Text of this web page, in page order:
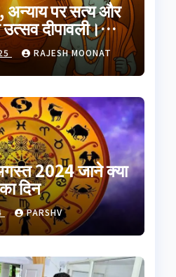
अन्याय पर सत्य और
दीपावली।
यह त्योहार
है
RAJESH MOONAT
2024 जाने क्या
दिन
PARSHV